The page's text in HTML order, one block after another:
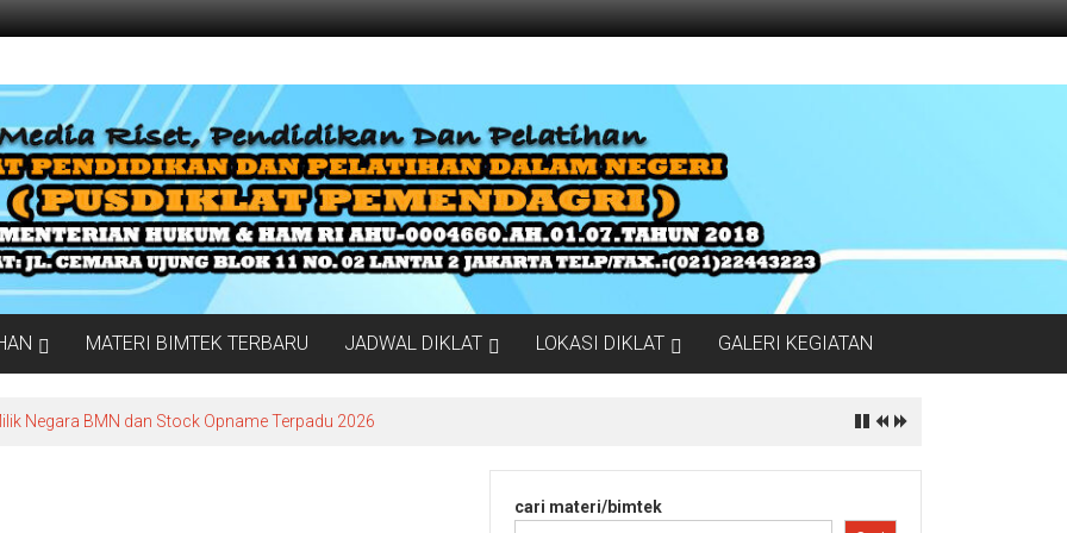
MATERI BIMTEK TERBARU JADWAL DIKLAT LOKASI DIKLAT GALERI KEGIATAN
Negara BMN dan Stock Opname Terpadu 2026
cari materi/bimtek